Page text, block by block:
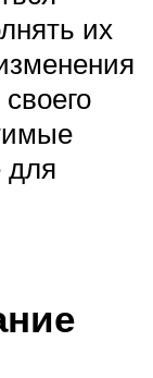
их
для